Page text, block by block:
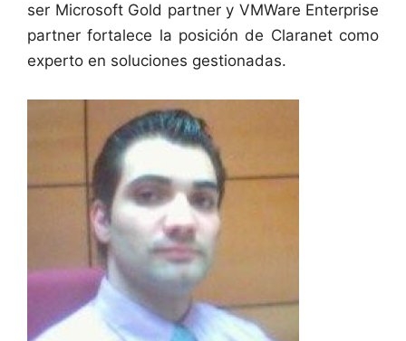
ser Microsoft Gold partner y VMWare Enterprise
partner fortalece la posición de Claranet como
experto en soluciones gestionadas.